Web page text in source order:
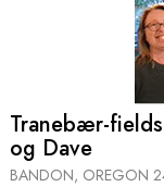
Tranebær-
og Dave
BANDON, OREGON